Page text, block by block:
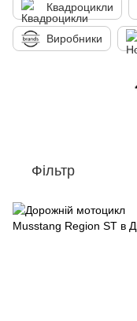
Квадроцикли
Виробники
Фільтр